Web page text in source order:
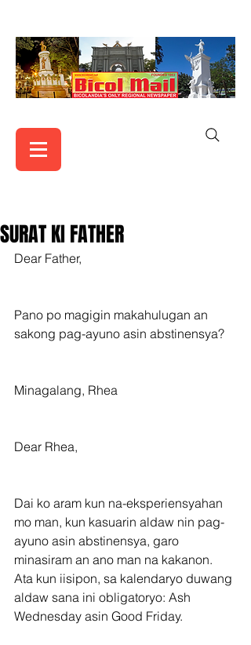
SURAT KI FATHER
Dear Father,
Pano po magigin makahulugan an
sakong pag-ayuno asin abstinensya?
Minagalang, Rhea
Dear Rhea,
Dai ko aram kun na-eksperiensyahan
mo man, kun kasuarin aldaw nin pag-
ayuno asin abstinensya, garo
minasiram an ano man na kakanon.
Ata kun iisipon, sa kalendaryo duwang
aldaw sana ini obligatoryo: Ash
Wednesday asin Good Friday.